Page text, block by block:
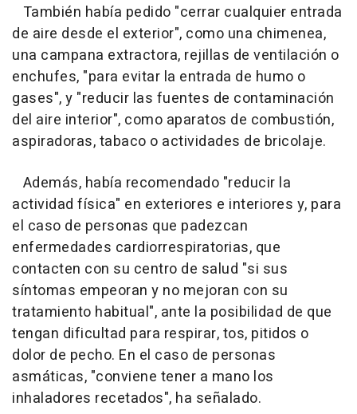
También había pedido "cerrar cualquier entrada
de aire desde el exterior", como una chimenea,
una campana extractora, rejillas de ventilación o
enchufes, "para evitar la entrada de humo o
gases", y "reducir las fuentes de contaminación
del aire interior", como aparatos de combustión,
aspiradoras, tabaco o actividades de bricolaje.
Además, había recomendado "reducir la
actividad física" en exteriores e interiores y, para
el caso de personas que padezcan
enfermedades cardiorrespiratorias, que
contacten con su centro de salud "si sus
síntomas empeoran y no mejoran con su
tratamiento habitual", ante la posibilidad de que
tengan dificultad para respirar, tos, pitidos o
dolor de pecho. En el caso de personas
asmáticas, "conviene tener a mano los
inhaladores recetados", ha señalado.